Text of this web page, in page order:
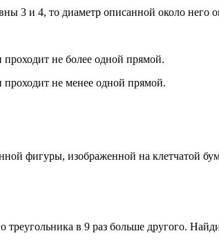
3 и 4, то диаметр описанной около него
не более одной прямой.
не менее одной прямой.
фигуры, изображенной на клетчатой
в 9 раз больше другого.